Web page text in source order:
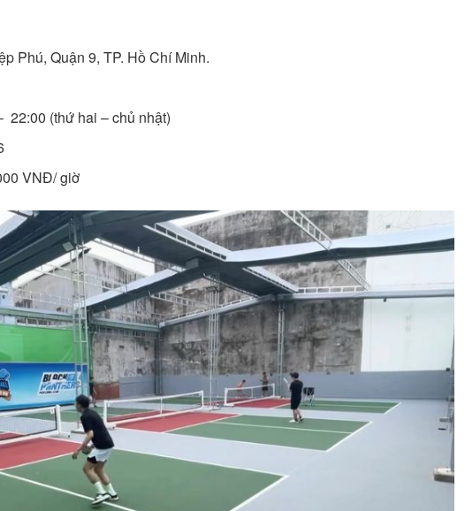
Phú, Quận 9, TP. Hồ Chí Minh.
22:00 (thứ hai – chủ nhật)
VNĐ/ giờ